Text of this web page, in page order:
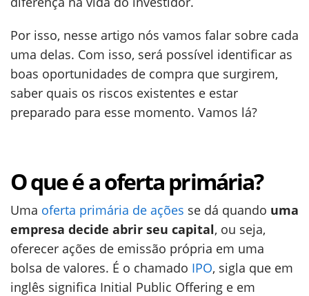
Por isso, nesse artigo nós vamos falar sobre cada
uma delas. Com isso, será possível identificar as
boas oportunidades de compra que surgirem,
saber quais os riscos existentes e estar
preparado para esse momento. Vamos lá?
O que é a oferta primária?
Uma oferta primária de ações se dá quando uma
empresa decide abrir seu capital, ou seja,
oferecer ações de emissão própria em uma
bolsa de valores. É o chamado IPO, sigla que em
inglês significa Initial Public Offering e em